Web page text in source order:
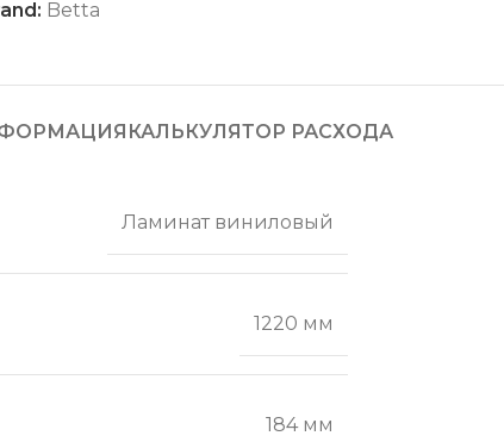
Betta
КАЛЬКУЛЯТОР РАСХОДА
Ламинат виниловый
1220 мм
184 мм